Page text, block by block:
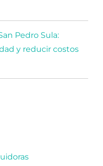
Pedro Sula:
y reducir costos